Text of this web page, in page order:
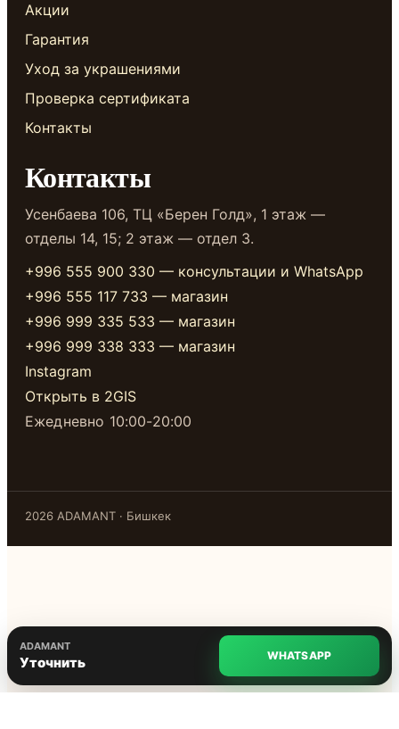
Акции
Гарантия
Уход за украшениями
Проверка сертификата
Контакты
Контакты
Усенбаева 106, ТЦ «Берен Голд», 1 этаж —
отделы 14, 15; 2 этаж — отдел 3.
+996 555 900 330 — консультации и WhatsApp
+996 555 117 733 — магазин
+996 999 335 533 — магазин
+996 999 338 333 — магазин
Instagram
Открыть в 2GIS
Ежедневно 10:00-20:00
2026 ADAMANT · Бишкек
ADAMANT
Уточнить WHATSAPP